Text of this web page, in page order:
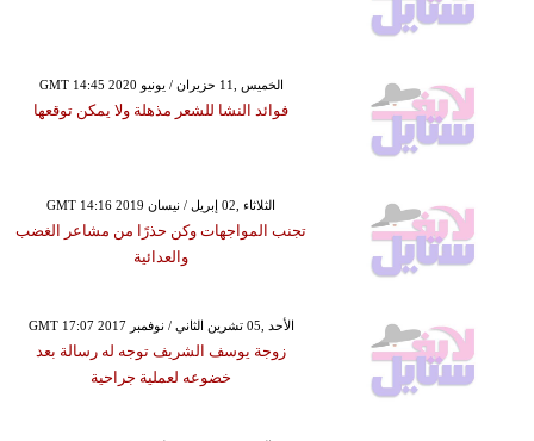
GMT 14:45 2020 الخميس ,11 حزيران / يونيو
فوائد النشا للشعر مذهلة ولا يمكن توقعها
GMT 14:16 2019 الثلاثاء ,02 إبريل / نيسان
تجنب المواجهات وكن حذرًا من مشاعر الغضب
والعدائية
GMT 17:07 2017 الأحد ,05 تشرين الثاني / نوفمبر
زوجة يوسف الشريف توجه له رسالة بعد
خضوعه لعملية جراحية